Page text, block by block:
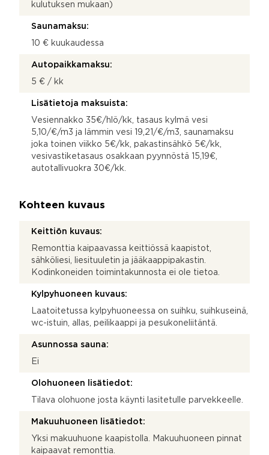
kulutuksen mukaan)
Saunamaksu:
10 € kuukaudessa
Autopaikkamaksu:
5 € / kk
Lisätietoja maksuista:
Vesiennakko 35€/hlö/kk, tasaus kylmä vesi
5,10/€/m3 ja lämmin vesi 19,21/€/m3, saunamaksu
joka toinen viikko 5€/kk, pakastinsähkö 5€/kk,
vesivastiketasaus osakkaan pyynnöstä 15,19€,
autotallivuokra 30€/kk.
Kohteen kuvaus
Keittiön kuvaus:
Remonttia kaipaavassa keittiössä kaapistot,
sähköliesi, liesituuletin ja jääkaappipakastin.
Kodinkoneiden toimintakunnosta ei ole tietoa.
Kylpyhuoneen kuvaus:
Laatoitetussa kylpyhuoneessa on suihku, suihkuseinä,
wc-istuin, allas, peilikaappi ja pesukoneliitäntä.
Asunnossa sauna:
Ei
Olohuoneen lisätiedot:
Tilava olohuone josta käynti lasitetulle parvekkeelle.
Makuuhuoneen lisätiedot:
Yksi makuuhuone kaapistolla. Makuuhuoneen pinnat
kaipaavat remonttia.